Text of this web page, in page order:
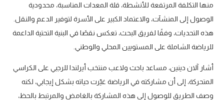
منها التكلفة المرتفعة للأنشطة، قلة المعدات المناسبة، محدودية
الوصول إلى المنشآت، والاعتماد الكبير على الأسرة لتوفير الدعم والنقل.
هذه التحديات، وفقًا لفريق البحث، تعكس نقصًا في البنية التحتية الداعمة
للرياضة الشاملة على المستويين المحلي والوطني.
أشار آلان دينين، مساعد باحث ولاعب منتخب أيرلندا للرجبي على الكراسي
المتحركة، إلى أن مشاركته في الرياضة غيّرت حياته بشكل إيجابي، لكنه
وصف الطريق للوصول إلى هذه المشاركة بالغامض والمرتبط بالحظ،